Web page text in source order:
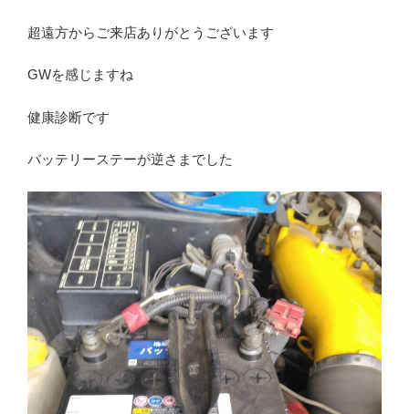
超遠方からご来店ありがとうございます
GWを感じますね
健康診断です
バッテリーステーが逆さまでした